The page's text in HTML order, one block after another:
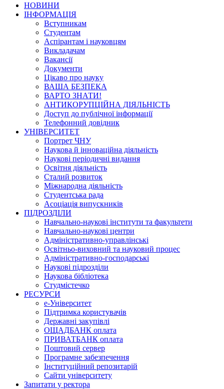
НОВИНИ
ІНФОРМАЦІЯ
Вступникам
Студентам
Аспірантам і науковцям
Викладачам
Вакансії
Документи
Цікаво про науку
ВАША БЕЗПЕКА
ВАРТО ЗНАТИ!
АНТИКОРУПЦІЙНА ДІЯЛЬНІСТЬ
Доступ до публічної інформації
Телефонний довідник
УНІВЕРСИТЕТ
Портрет ЧНУ
Наукова й інноваційна діяльність
Наукові періодичні видання
Освітня діяльність
Сталий розвиток
Міжнародна діяльність
Студентська рада
Асоціація випускників
ПІДРОЗДІЛИ
Навчально-наукові інститути та факультети
Навчально-наукові центри
Адміністративно-управлінські
Освітньо-виховний та науковий процес
Адміністративно-господарські
Наукові підрозділи
Наукова бібліотека
Студмістечко
РЕСУРСИ
е-Університет
Підтримка користувачів
Державні закупівлі
ОЩАДБАНК оплата
ПРИВАТБАНК оплата
Поштовий сервер
Програмне забезпечення
Інституційний репозитарій
Сайти університету
Запитати у ректора